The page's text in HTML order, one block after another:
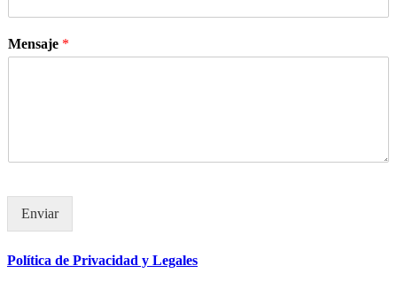
Mensaje *
Enviar
Política de Privacidad y Legales